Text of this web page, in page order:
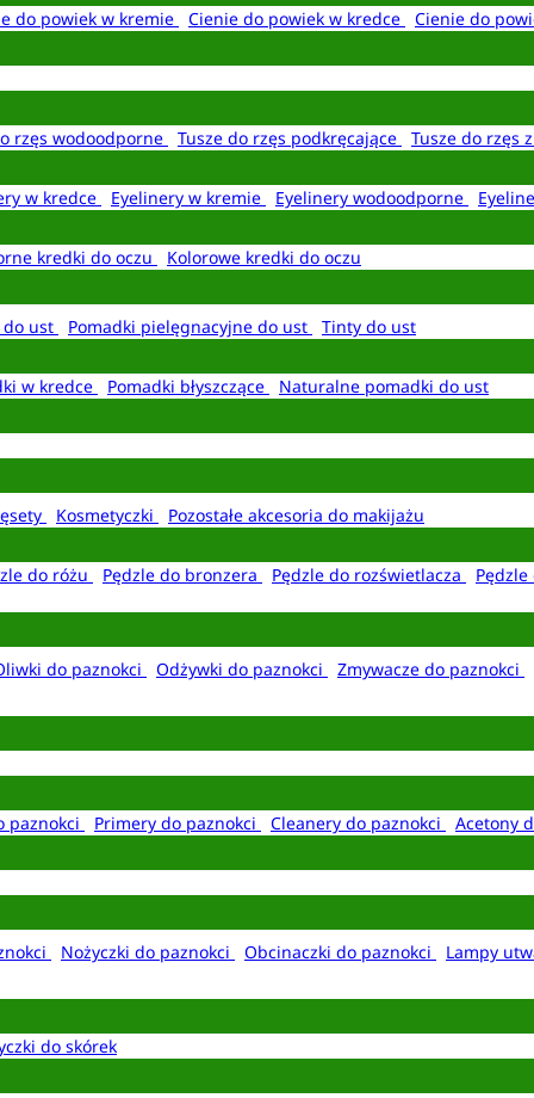
do powiek w kremie Cienie do powiek w kredce Cienie do
rzęs wodoodporne Tusze do rzęs podkręcające Tusze do rzęs
w kredce Eyelinery w kremie Eyelinery wodoodporne
kredki do oczu Kolorowe kredki do oczu
ust Pomadki pielęgnacyjne do ust Tinty do ust
w kredce Pomadki błyszczące Naturalne pomadki do ust
Kosmetyczki Pozostałe akcesoria do makijażu
do różu Pędzle do bronzera Pędzle do rozświetlacza
do paznokci Odżywki do paznokci Zmywacze do paznokci
paznokci Primery do paznokci Cleanery do paznokci Acetony
Nożyczki do paznokci Obcinaczki do paznokci Lampy
do skórek